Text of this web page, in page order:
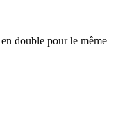
double pour le même